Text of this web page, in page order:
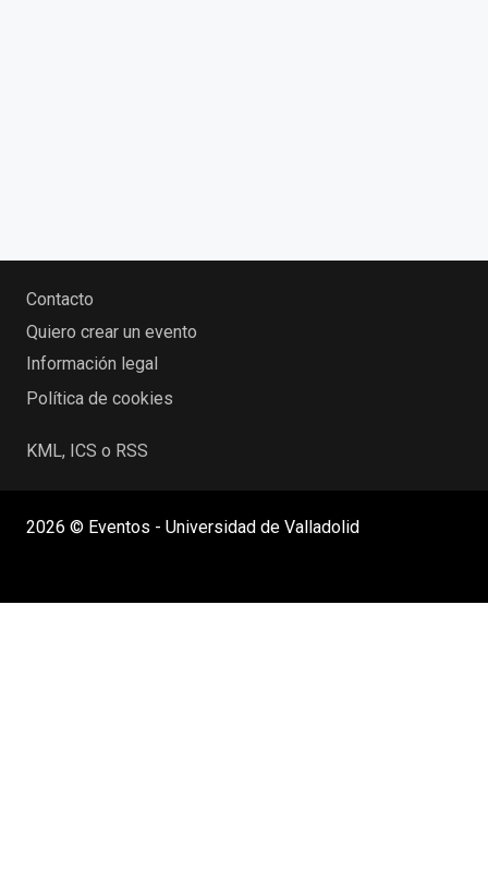
Contacto
Quiero crear un evento
Información legal
Política de cookies
KML, ICS o RSS
2026 © Eventos - Universidad de Valladolid